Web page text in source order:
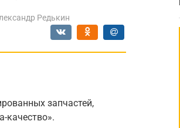
Редькин
запчастей,
качество».